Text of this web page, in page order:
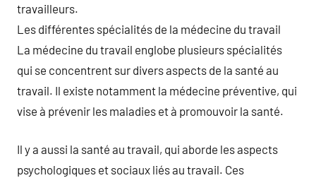
travailleurs.
Les différentes spécialités de la médecine du travail
La médecine du travail englobe plusieurs spécialités
qui se concentrent sur divers aspects de la santé au
travail. Il existe notamment la médecine préventive, qui
vise à prévenir les maladies et à promouvoir la santé.
Il y a aussi la santé au travail, qui aborde les aspects
psychologiques et sociaux liés au travail. Ces